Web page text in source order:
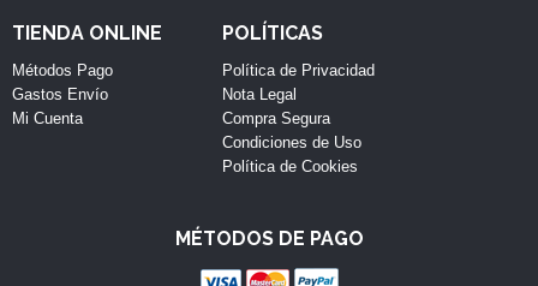
TIENDA ONLINE
Métodos Pago
Gastos Envío
Mi Cuenta
POLÍTICAS
Política de Privacidad
Nota Legal
Compra Segura
Condiciones de Uso
Política de Cookies
MÉTODOS DE PAGO